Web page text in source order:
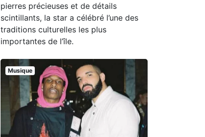
pierres précieuses et de détails
scintillants, la star a célébré l’une des
traditions culturelles les plus
importantes de l’île.
Musique